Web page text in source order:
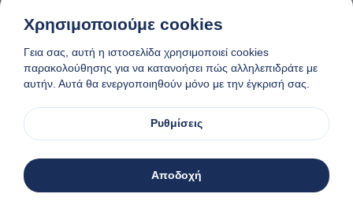
Επικοινωνήστε μαζί μας Γενικοί όροι κρατήσεων
Πολιτική απορρήτου και cookies
Αίτημα αφαίρεσης δεδομένων Φτιαγμένο στη Νάξο, Ελλάδα
Χρησιμοποιούμε cookies
Γεια σας, αυτή η ιστοσελίδα χρησιμοποιεί cookies
παρακολούθησης για να κατανοήσει πώς αλληλεπιδράτε με
αυτήν. Αυτά θα ενεργοποιηθούν μόνο με την έγκρισή σας.
Ρυθμίσεις
Αποδοχή